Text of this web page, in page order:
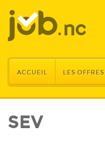
ACCUEIL LES OFFRES
SEV